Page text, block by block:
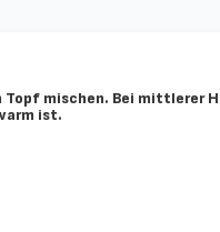
Topf mischen. Bei mittlerer
ist.